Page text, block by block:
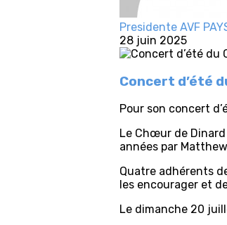
Presidente AVF
28 juin 2025
Concert d’été
Pour son concert
Le Chœur de
années par
Quatre adhérents
les encourager et
Le dimanche 20